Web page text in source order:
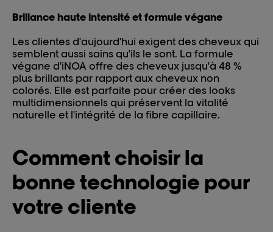
Brillance haute intensité et formule végane
Les clientes d'aujourd'hui exigent des cheveux qui
semblent aussi sains qu'ils le sont. La formule
végane d'iNOA offre des cheveux jusqu'à 48 %
plus brillants par rapport aux cheveux non
colorés. Elle est parfaite pour créer des looks
multidimensionnels qui préservent la vitalité
naturelle et l'intégrité de la fibre capillaire.
Comment choisir la
bonne technologie pour
votre cliente